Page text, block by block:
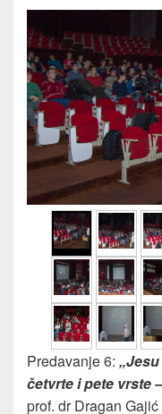
Predavanje 6:
četvrte i pete vrste
prof. dr Dragan Gajić